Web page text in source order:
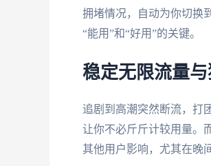
拥堵情况，自动为你切换
“能用”和“好用”的关键。
稳定无限流量
追剧到高潮突然断流，打
让你不必斤斤计较用量。
其他用户影响，尤其在晚